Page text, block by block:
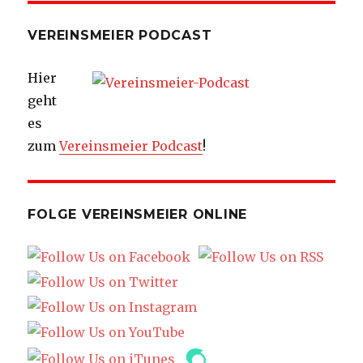
VEREINSMEIER PODCAST
Hier
geht
es
zumVereinsmeier Podcast!
FOLGE VEREINSMEIER ONLINE